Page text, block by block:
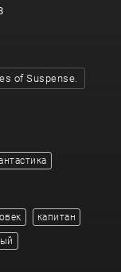
of Suspense.
капитан